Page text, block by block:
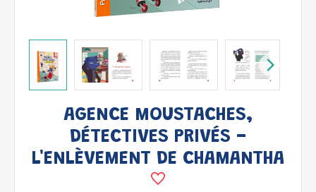
AGENCE MOUSTACHES,
DÉTECTIVES PRIVÉS -
L'ENLÈVEMENT DE CHAMANTHA